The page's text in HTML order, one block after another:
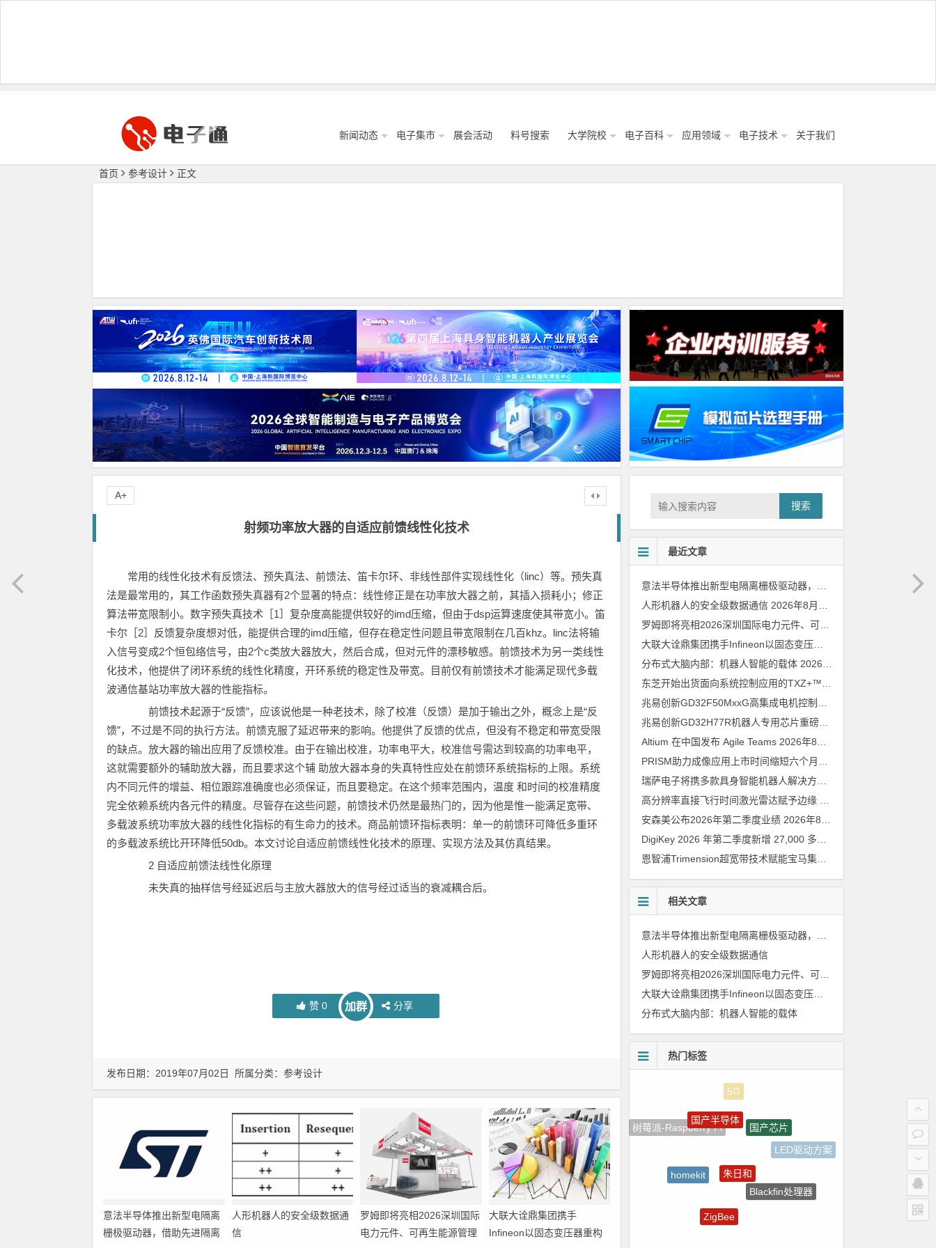
新闻动态 电子集市 展会活动 料号搜索 大学院校 电子百科 应用领域 电子技术 关于我们
首页 参考设计 正文
射频功率放大器的自适应前馈线性化技术
常用的线性化技术有反馈法、预失真法、前馈法、笛卡尔环、非线性部件实现线性化（linc）等。预失真
法是最常用的，其工作函数预失真器有2个显著的特点：线性修正是在功率放大器之前，其插入损耗小；修正
算法带宽限制小。数字预失真技术［1］复杂度高能提供较好的imd压缩，但由于dsp运算速度使其带宽小。笛
卡尔［2］反馈复杂度想对低，能提供合理的imd压缩，但存在稳定性问题且带宽限制在几百khz。linc法将输
入信号变成2个恒包络信号，由2个c类放大器放大，然后合成，但对元件的漂移敏感。前馈技术为另一类线性
化技术，他提供了闭环系统的线性化精度，开环系统的稳定性及带宽。目前仅有前馈技术才能满足现代多载
波通信基站功率放大器的性能指标。
前馈技术起源于“反馈”，应该说他是一种老技术，除了校准（反馈）是加于输出之外，概念上是“反
馈”，不过是不同的执行方法。前馈克服了延迟带来的影响。他提供了反馈的优点，但没有不稳定和带宽受限
的缺点。放大器的输出应用了反馈校准。由于在输出校准，功率电平大，校准信号需达到较高的功率电平，
这就需要额外的辅助放大器，而且要求这个辅 助放大器本身的失真特性应处在前馈环系统指标的上限。系统
内不同元件的增益、相位跟踪准确度也必须保证，而且要稳定。在这个频率范围内，温度 和时间的校准精度
完全依赖系统内各元件的精度。尽管存在这些问题，前馈技术仍然是最热门的，因为他是惟一能满足宽带、
多载波系统功率放大器的线性化指标的有生命力的技术。商品前馈环指标表明：单一的前馈环可降低多重环
的多载波系统比开环降低50db。本文讨论自适应前馈线性化技术的原理、实现方法及其仿真结果。
2 自适应前馈法线性化原理
未失真的抽样信号经延迟后与主放大器放大的信号经过适当的衰减耦合后。
赞0 加群 分享
A+
发布日期：2019年07月02日 所属分类： 参考设计
意法半导体推出新型电隔离
栅极驱动器，借助先进隔离
人形机器人的安全级数据通
信
罗姆即将亮相2026深圳国际
电力元件、可再生能源管理
大联大诠鼎集团携手
Infineon以固态变压器重构
搜索
最近文章
人形机器人的安全级数据通信 2026年8月8日
罗姆即将亮相2026深圳国际电力元件、可再生能源管理展览会暨研讨会
大联大诠鼎集团携手Infineon以固态变压器重构配电效率新标杆
分布式大脑内部：机器人智能的载体 2026年8月6日
兆易创新GD32H77R机器人专用芯片重磅亮相，精准赋能伺服驱动与关节控制
Altium 在中国发布 Agile Teams 2026年8月6日
安森美公布2026年第二季度业绩 2026年8月6日
恩智浦Trimension超宽带技术赋能宝马集团Digital Key Plus及生命体存在检测功能
相关文章
人形机器人的安全级数据通信
罗姆即将亮相2026深圳国际电力元件、可再生能源管理展览会暨研讨会
大联大诠鼎集团携手Infineon以固态变压器重构配电效率新标杆
分布式大脑内部：机器人智能的载体
热门标签
树莓派-Raspberry Pi
LED驱动方案
Blackfin处理器
电路图
ZigBee